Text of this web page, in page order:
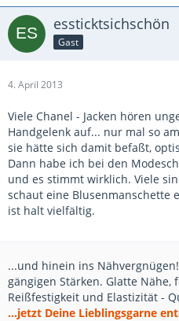
essticktsichschön
Gast
4. April 2013
Viele Chanel - Jacken hören
Handgelenk auf... nur mal so
sie hätte sich damit befaßt,
Dann habe ich bei den
und es stimmt wirklich. Viele
schaut eine Blusenmanschette
ist halt vielfältig.
...und hinein ins Nähvergnügen!
gängigen Stärken. Glatte
Reißfestigkeit und Elastizität -
...jetzt Deine Lieblingsgarne